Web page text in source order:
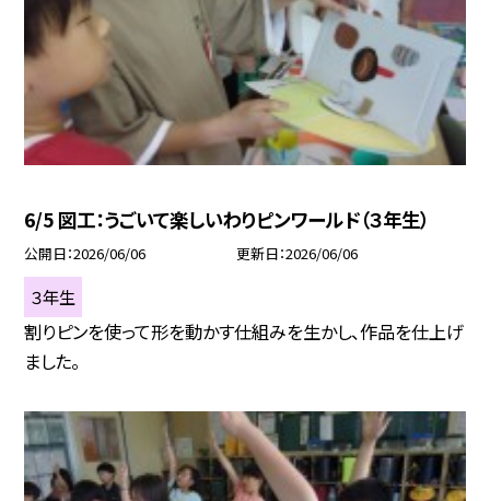
6/5 図工：うごいて楽しいわりピンワールド（３年生）
公開日 2026/06/06 更新日 2026/06/06
３年生
割りピンを使って形を動かす仕組みを生かし、作品を仕上げ
ました。